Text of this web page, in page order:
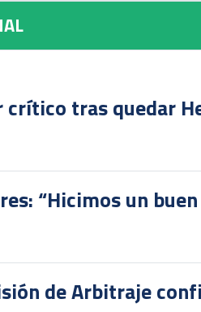
crítico tras quedar
“Hicimos un
de Arbitraje